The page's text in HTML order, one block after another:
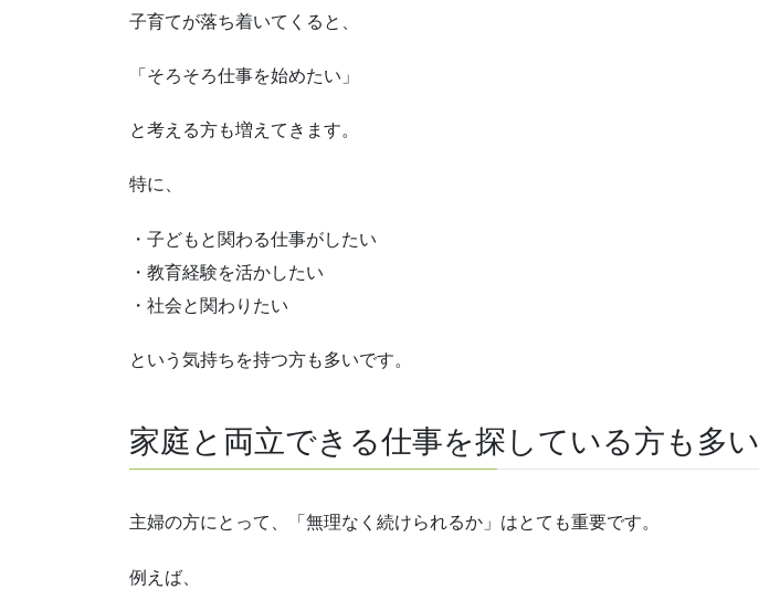
子育てが落ち着いてくると、
「そろそろ仕事を始めたい」
と考える方も増えてきます。
特に、
・子どもと関わる仕事がしたい
・教育経験を活かしたい
・社会と関わりたい
という気持ちを持つ方も多いです。
家庭と両立できる仕事を探している方も多い
主婦の方にとって、「無理なく続けられるか」はとても重要です。
例えば、